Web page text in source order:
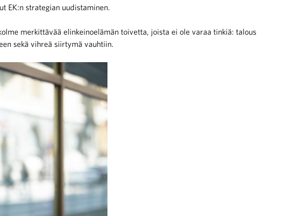
EK:n strategian uudistaminen.
merkittävää elinkeinoelämän toivetta, joista ei ole varaa tinkiä: talous
sekä vihreä siirtymä vauhtiin.